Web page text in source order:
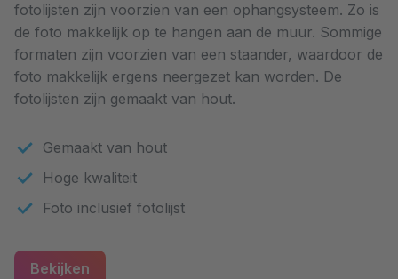
fotolijsten zijn voorzien van een ophangsysteem. Zo is
de foto makkelijk op te hangen aan de muur. Sommige
formaten zijn voorzien van een staander, waardoor de
foto makkelijk ergens neergezet kan worden. De
fotolijsten zijn gemaakt van hout.
Gemaakt van hout
Hoge kwaliteit
Foto inclusief fotolijst
Bekijken